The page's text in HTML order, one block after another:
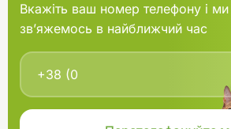
Вкажіть ваш номер телефону і
зв’яжемось в найближчий час